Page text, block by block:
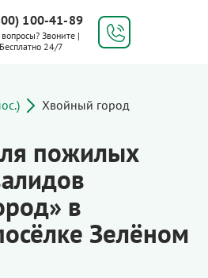
100-41-89
вопросы? Звоните |
Бесплатно 24/7
Хвойный город
пожилых
в
Зелёном